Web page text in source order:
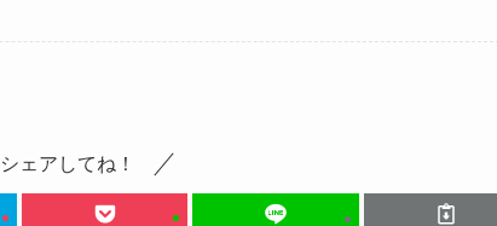
ェアしてね！